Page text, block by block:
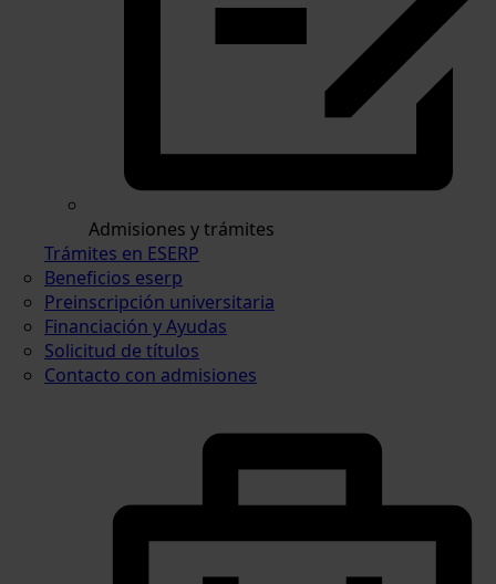
Admisiones y trámites
Trámites en ESERP
Beneficios eserp
Preinscripción universitaria
Financiación y Ayudas
Solicitud de títulos
Contacto con admisiones